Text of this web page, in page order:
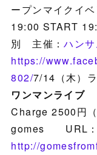
ープンマイクイ
19:00 START
別 主催：ハン
https://
802/7/14（木）
ワンマンライブ
Charge 2500円
gomes URL：
http://